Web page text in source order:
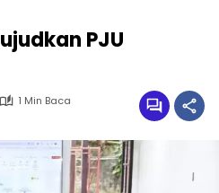
PJU
1 Min Baca